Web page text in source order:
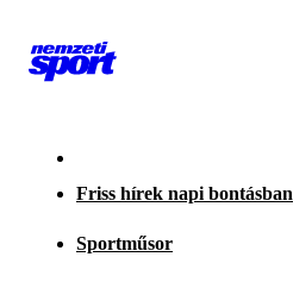
Friss hírek napi bontásban
Sportműsor